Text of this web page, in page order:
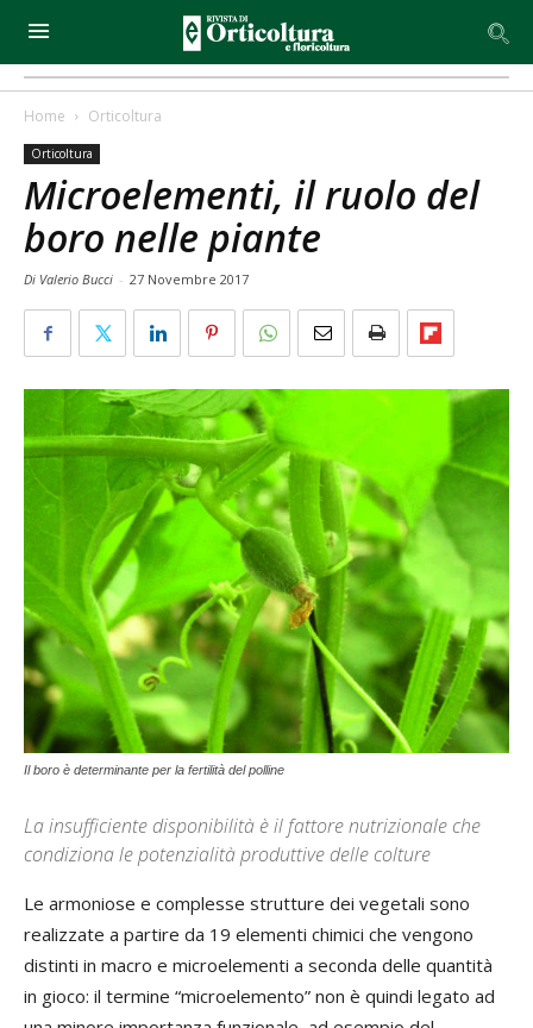
Home Orticoltura
Orticoltura
Microelementi, il ruolo del
boro nelle piante
Di Valerio Bucci - 27 Novembre 2017
Il boro è determinante per la fertilità del polline
La insufficiente disponibilità è il fattore nutrizionale che
condiziona le potenzialità produttive delle colture
Le armoniose e complesse strutture dei vegetali sono
realizzate a partire da 19 elementi chimici che vengono
distinti in macro e microelementi a seconda delle quantità
in gioco: il termine “microelemento” non è quindi legato ad